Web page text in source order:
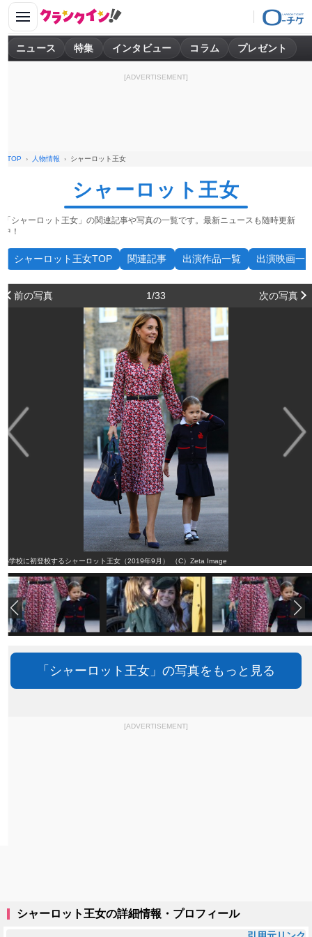
ニュース 特集 インタビュー コラム プレゼント
[ADVERTISEMENT]
TOP 人物情報 シャーロット王女
シャーロット王女
「シャーロット王女」の関連記事や写真の一覧です。最新ニュースも随時更新
中！
シャーロット王女TOP 関連記事 出演作品一覧 出演映画一
前の写真 1/33 次の写真
小学校に初登校するシャーロット王女（2019年9月） （C）Zeta Image
「シャーロット王女」の写真をもっと見る
[ADVERTISEMENT]
シャーロット王女の詳細情報・プロフィール